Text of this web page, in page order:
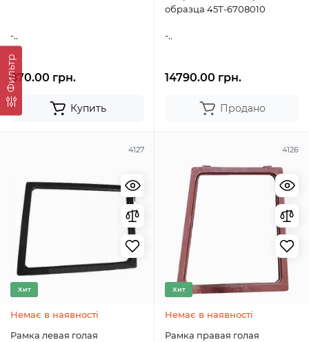
Фильтр
-..
870.00 грн.
Купить
образца 45Т-6708010
-..
14790.00 грн.
Продано
4127
Хит
Немає в наявності
Рамка левая голая
4126
Хит
Немає в наявності
Рамка правая голая